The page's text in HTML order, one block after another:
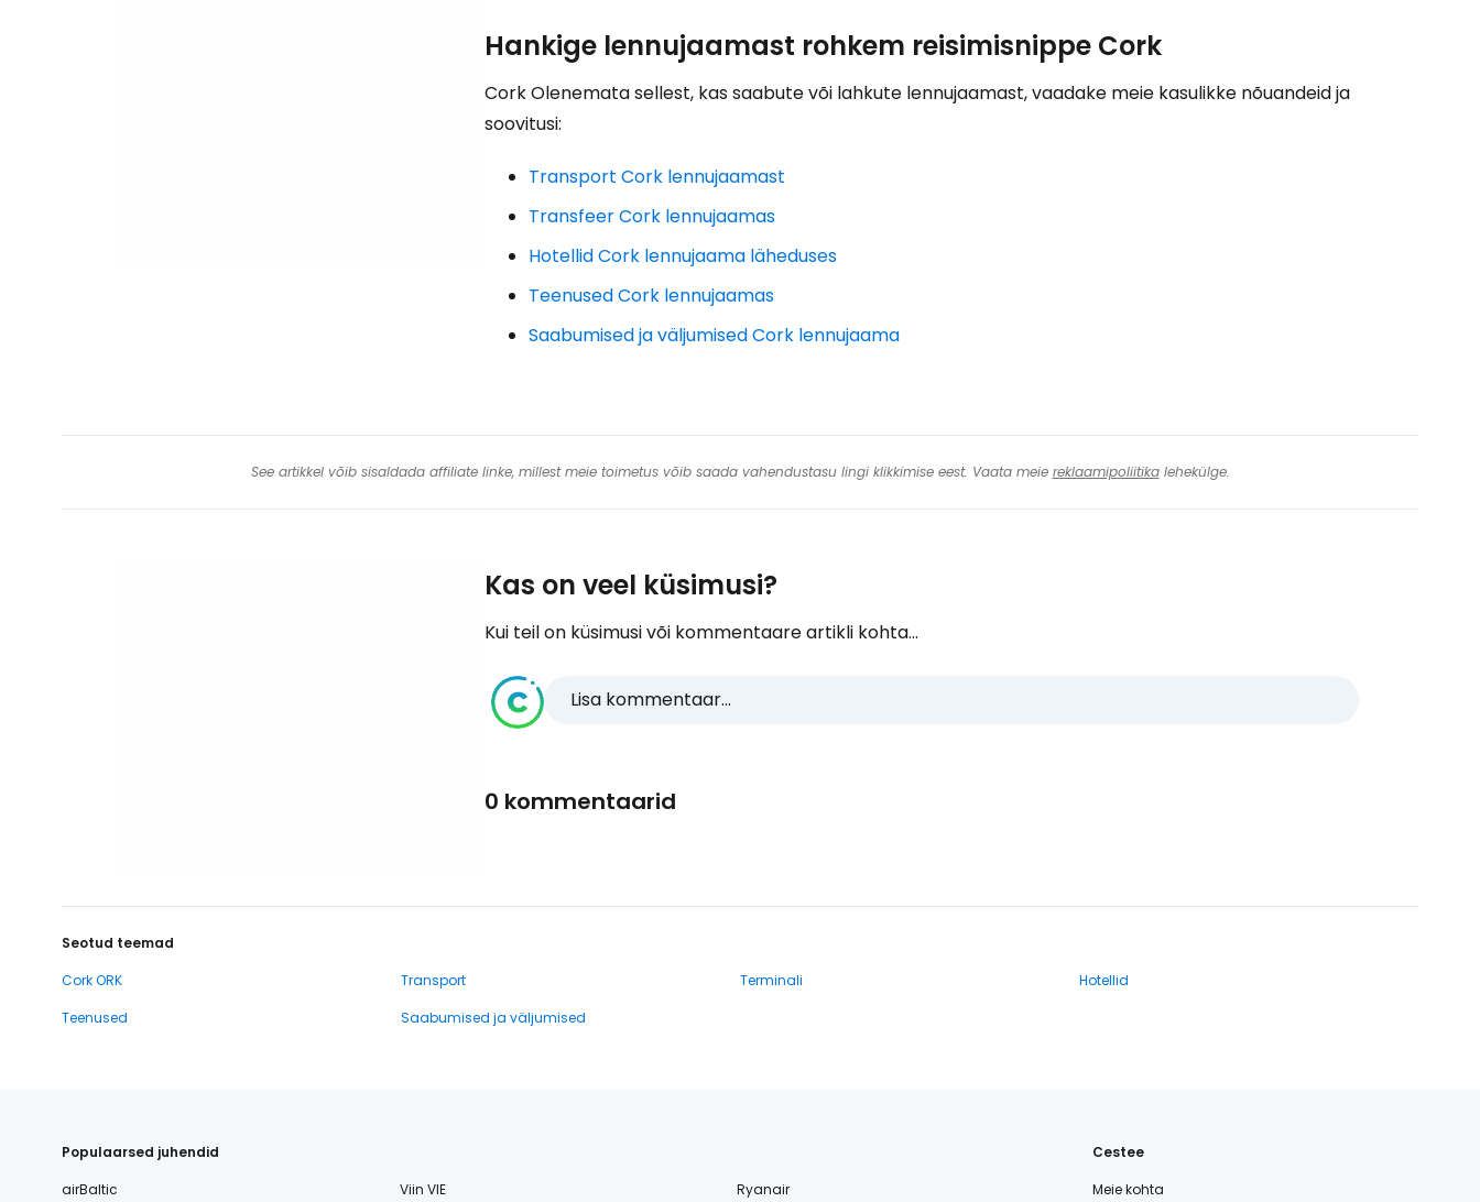
Hankige lennujaamast rohkem reisimisnippe Cork
Cork Olenemata sellest, kas saabute või lahkute lennujaamast, vaadake meie kasulikke nõuandeid ja
soovitusi:
Transport Cork lennujaamast
Transfeer Cork lennujaamas
Hotellid Cork lennujaama läheduses
Teenused Cork lennujaamas
Saabumised ja väljumised Cork lennujaama
See artikkel võib sisaldada affiliate linke, millest meie toimetus võib saada vahendustasu lingi klikkimise eest. Vaata meie reklaamipoliitikalehekülge.
Kas on veel küsimusi?
Kui teil on küsimusi või kommentaare artikli kohta...
Lisa kommentaar...
0 kommentaarid
Seotud teemad
Cork ORK
Transport Terminali
Hotellid
Teenused
Saabumised ja väljumised
Populaarsed juhendid
airBaltic
Viin VIE Ryanair
Cestee
Meie kohta
Jätkake e-kirjaga